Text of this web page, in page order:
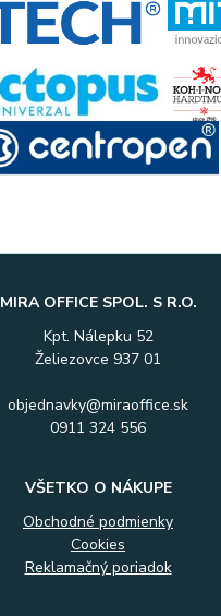
MIRA OFFICE SPOL. S R.O.
Kpt. Nálepku 52
Želiezovce 937 01
objednavky@miraoffice.sk
0911 324 556
VŠETKO O NÁKUPE
Obchodné podmienky
Cookies
Reklamačný poriadok